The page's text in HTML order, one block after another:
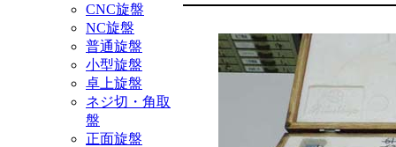
CNC旋盤
NC旋盤
普通旋盤
小型旋盤
卓上旋盤
ネジ切・角取
盤
正面旋盤